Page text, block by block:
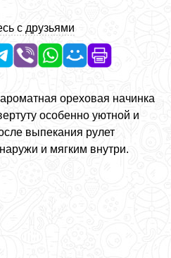
с друзьями
ореховая начинка
особенно уютной и
выпекания рулет
и мягким внутри.